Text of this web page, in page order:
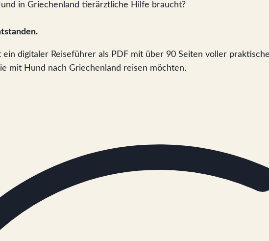
in Griechenland tierärztliche Hilfe braucht?
ein digitaler Reiseführer als PDF mit über 90 Seiten voller
mit Hund nach Griechenland reisen möchten.